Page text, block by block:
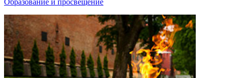
Образование и просвещение